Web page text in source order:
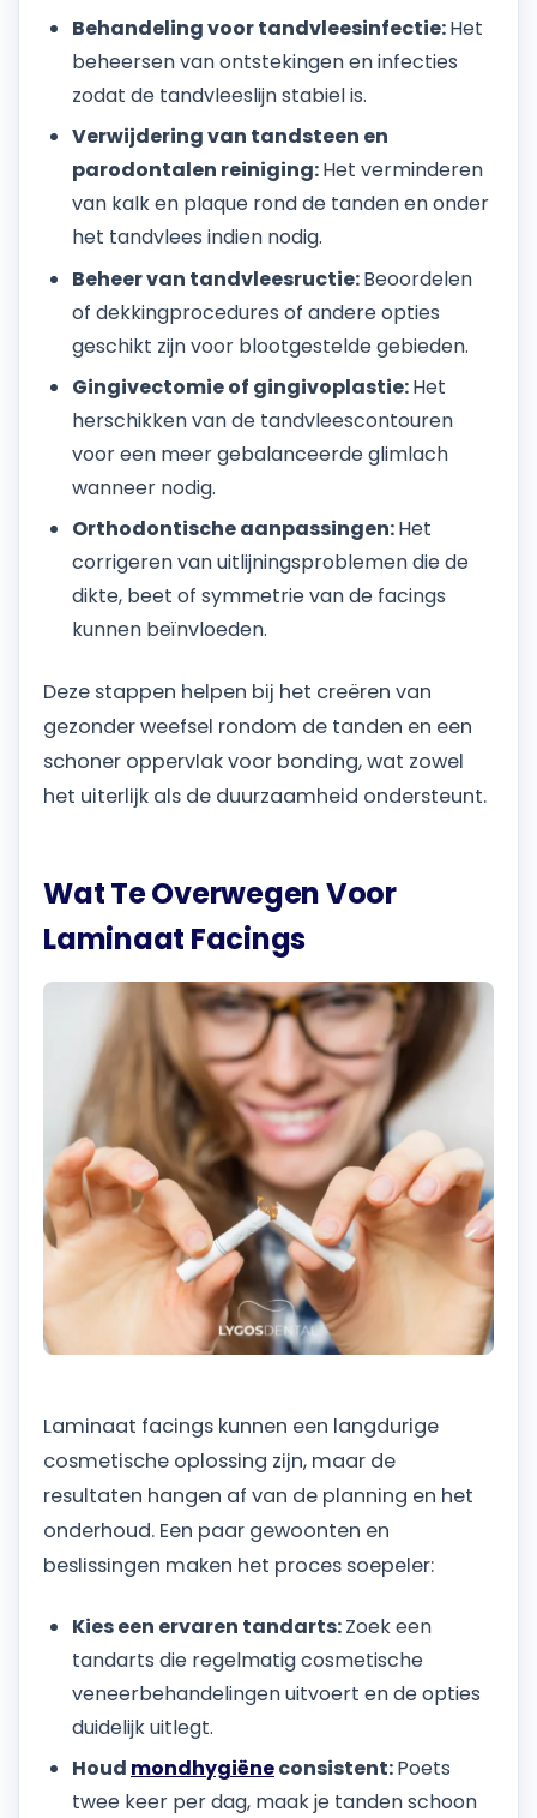
Behandeling voor tandvleesinfectie:Het
beheersen van ontstekingen en infecties
zodat de tandvleeslijn stabiel is.
Verwijdering van tandsteen en
parodontalen reiniging:Het verminderen
van kalk en plaque rond de tanden en onder
het tandvlees indien nodig.
Beheer van tandvleesructie:Beoordelen
of dekkingprocedures of andere opties
geschikt zijn voor blootgestelde gebieden.
Gingivectomie of gingivoplastie:Het
herschikken van de tandvleescontouren
voor een meer gebalanceerde glimlach
wanneer nodig.
Orthodontische aanpassingen:Het
corrigeren van uitlijningsproblemen die de
dikte, beet of symmetrie van de facings
kunnen beïnvloeden.
Deze stappen helpen bij het creëren van
gezonder weefsel rondom de tanden en een
schoner oppervlak voor bonding, wat zowel
het uiterlijk als de duurzaamheid ondersteunt.
Wat Te Overwegen Voor
Laminaat Facings
Laminaat facings kunnen een langdurige
cosmetische oplossing zijn, maar de
resultaten hangen af van de planning en het
onderhoud. Een paar gewoonten en
beslissingen maken het proces soepeler:
Kies een ervaren tandarts:Zoek een
tandarts die regelmatig cosmetische
veneerbehandelingen uitvoert en de opties
duidelijk uitlegt.
Houd mondhygiëneconsistent:Poets
twee keer per dag, maak je tanden schoon